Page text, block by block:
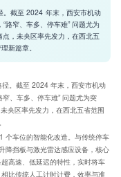
。截至 2024 年末，西安市机动
路窄、车多、停车难” 问题尤为
点，未央区率先发力，在西北五
新篇章。​
。截至 2024 年末，西安市机动
、车多、停车难” 问题尤为突
央区率先发力，在西北五省范围
个车位的智能化改造。与传统停车
降挡板与激光雷达感应设备，核心
高速、低延迟的特性，实时将车
比传统人工计时计费，效率与准